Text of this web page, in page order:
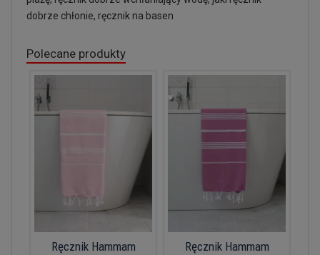
dobrze chłonie, ręcznik na basen
Polecane produkty
Ręcznik Hammam
Ręcznik Hammam